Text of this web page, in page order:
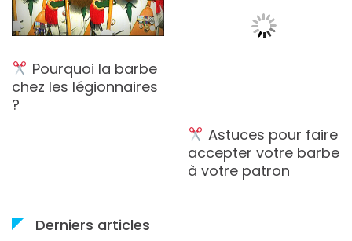
Pourquoi la barbe
chez les légionnaires
?
Astuces pour faire
accepter votre barbe
à votre patron
Derniers articles